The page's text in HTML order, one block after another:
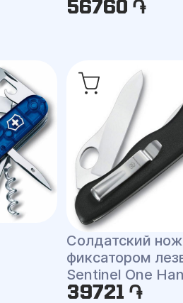
56760 ֏
Солдатский
фиксатором
Sentinel One
39721 ֏